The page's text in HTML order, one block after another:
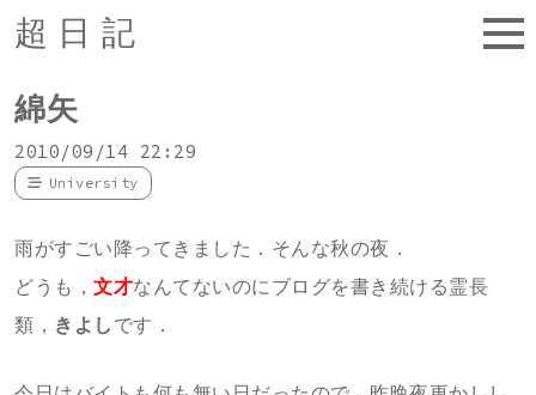
超日記
綿矢
2010/09/14 22:29
University
雨がすごい降ってきました．そんな秋の夜．
どうも， 文才なんてないのにブログを書き続ける霊長
類， きよし です．